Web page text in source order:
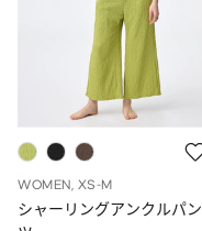
WOMEN, XS-M
シャーリングアンクルパン